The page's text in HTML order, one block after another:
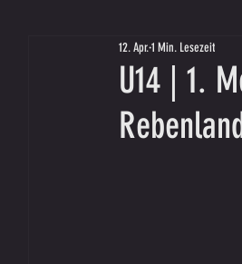
Spielergebnis
U14 | 1.
12. Apr.1 Min. Lesezeit